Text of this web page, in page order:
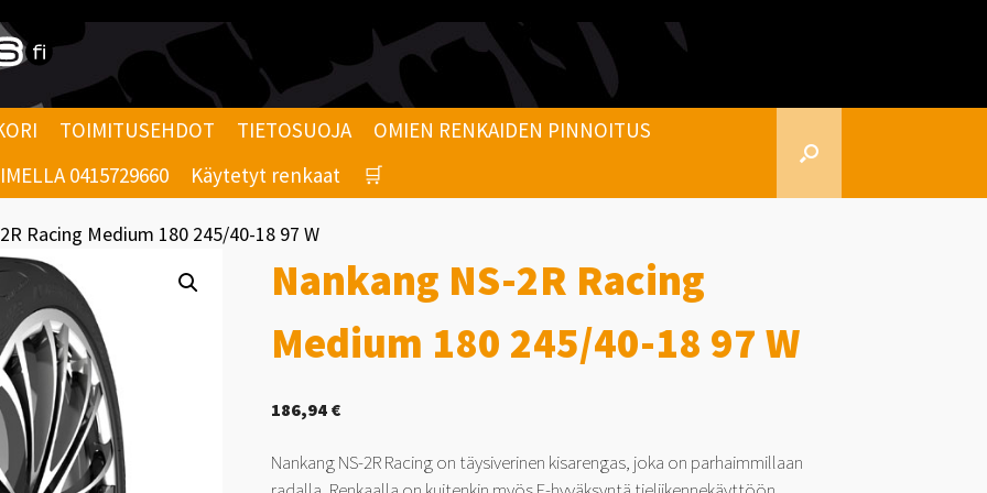
TOIMITUSEHDOT TIETOSUOJA
OMIEN RENKAIDEN PINNOITUS
0415729660 Käytetyt renkaat 🛒
Racing Medium 180 245/40-18 97 W
Nankang NS-2R Racing
Medium 180 245/40-18 97 W
186,94 €
Nankang NS-2R Racing on täysiverinen kisarengas, joka on parhaimmillaan